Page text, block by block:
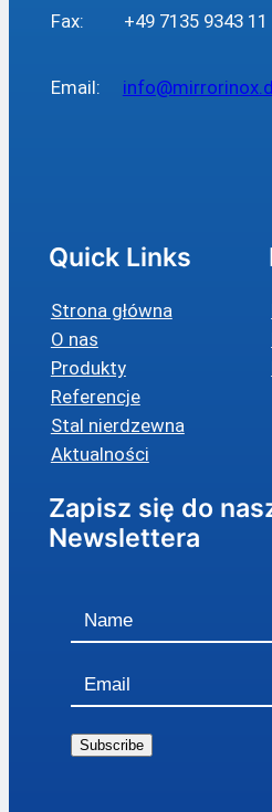
Fax: +49 7135 9343 11
Email:
Quick Links
Strona główna
O nas
Produkty
Referencje
Stal nierdzewna
Aktualności
Zapisz się do
Newslettera
Subscribe